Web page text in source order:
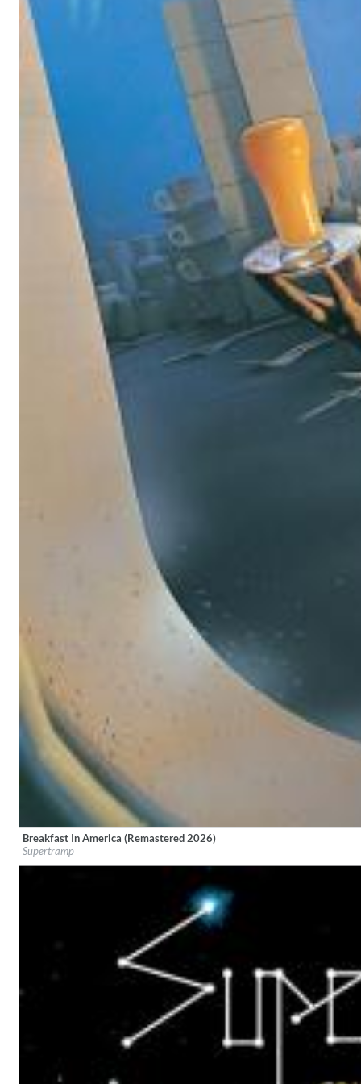
Haydn: String Quartets, Vol. 22
Leipziger Streichquartett
Genre:
Lunaris
Bruce Liu
Label:A&M
Genre: Rock
Breakfast In America (Remastered 2026)
Supertramp